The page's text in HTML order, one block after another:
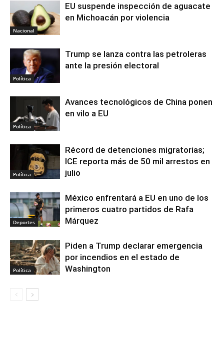
Nacional
EU suspende inspección de aguacate
en Michoacán por violencia
Política
Trump se lanza contra las petroleras
ante la presión electoral
Política
Avances tecnológicos de China ponen
en vilo a EU
Política
Récord de detenciones migratorias;
ICE reporta más de 50 mil arrestos en
julio
Deportes
México enfrentará a EU en uno de los
primeros cuatro partidos de Rafa
Márquez
Política
Piden a Trump declarar emergencia
por incendios en el estado de
Washington